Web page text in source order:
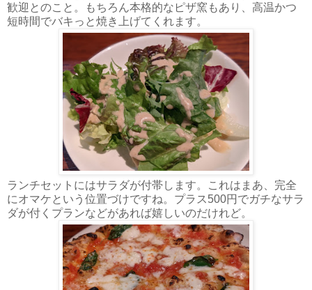
歓迎とのこと。もちろん本格的なピザ窯もあり、高温かつ
短時間でバキっと焼き上げてくれます。
ランチセットにはサラダが付帯します。これはまあ、完全
にオマケという位置づけですね。プラス500円でガチなサラ
ダが付くプランなどがあれば嬉しいのだけれど。